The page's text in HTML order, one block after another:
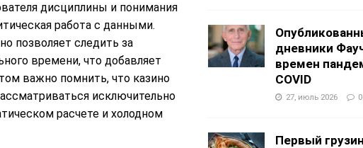
дисциплины и понимания
работа с данными.
позволяет следить за
времени, что добавляет
важно помнить, что казино
исключительно
расчете и холодном
дневники
времен
COVID
27, июль 2026 0
Первый